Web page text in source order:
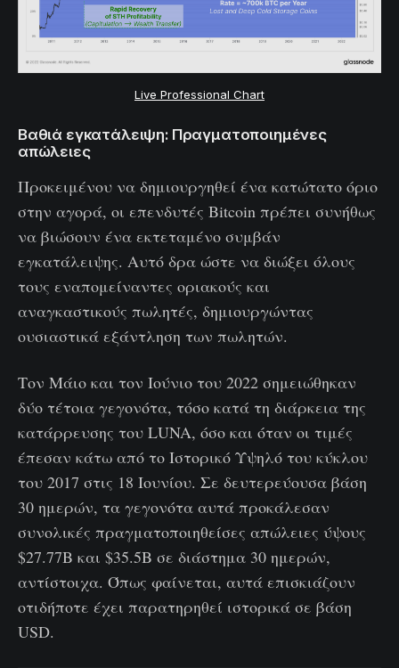
Live Professional Chart
Βαθιά εγκατάλειψη: Πραγματοποιημένες
απώλειες
Προκειμένου να δημιουργηθεί ένα κατώτατο όριο
στην αγορά, οι επενδυτές Bitcoin πρέπει συνήθως
να βιώσουν ένα εκτεταμένο συμβάν
εγκατάλειψης. Αυτό δρα ώστε να διώξει όλους
τους εναπομείναντες οριακούς και
αναγκαστικούς πωλητές, δημιουργώντας
ουσιαστικά εξάντληση των πωλητών.
Τον Μάιο και τον Ιούνιο του 2022 σημειώθηκαν
δύο τέτοια γεγονότα, τόσο κατά τη διάρκεια της
κατάρρευσης του LUNA, όσο και όταν οι τιμές
έπεσαν κάτω από το Ιστορικό Υψηλό του κύκλου
του 2017 στις 18 Ιουνίου. Σε δευτερεύουσα βάση
30 ημερών, τα γεγονότα αυτά προκάλεσαν
συνολικές πραγματοποιηθείσες απώλειες ύψους
$27.77B και $35.5B σε διάστημα 30 ημερών,
αντίστοιχα. Όπως φαίνεται, αυτά επισκιάζουν
οτιδήποτε έχει παρατηρηθεί ιστορικά σε βάση
USD.